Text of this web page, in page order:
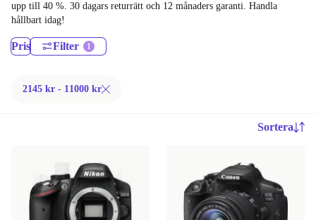
upp till 40 %. 30 dagars returrätt och 12 månaders garanti. Handla
hållbart idag!
Pris Filter
2145 kr - 11000 kr
Sortera